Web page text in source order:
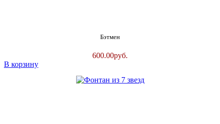
Бэтмен
600.00руб.
В корзину